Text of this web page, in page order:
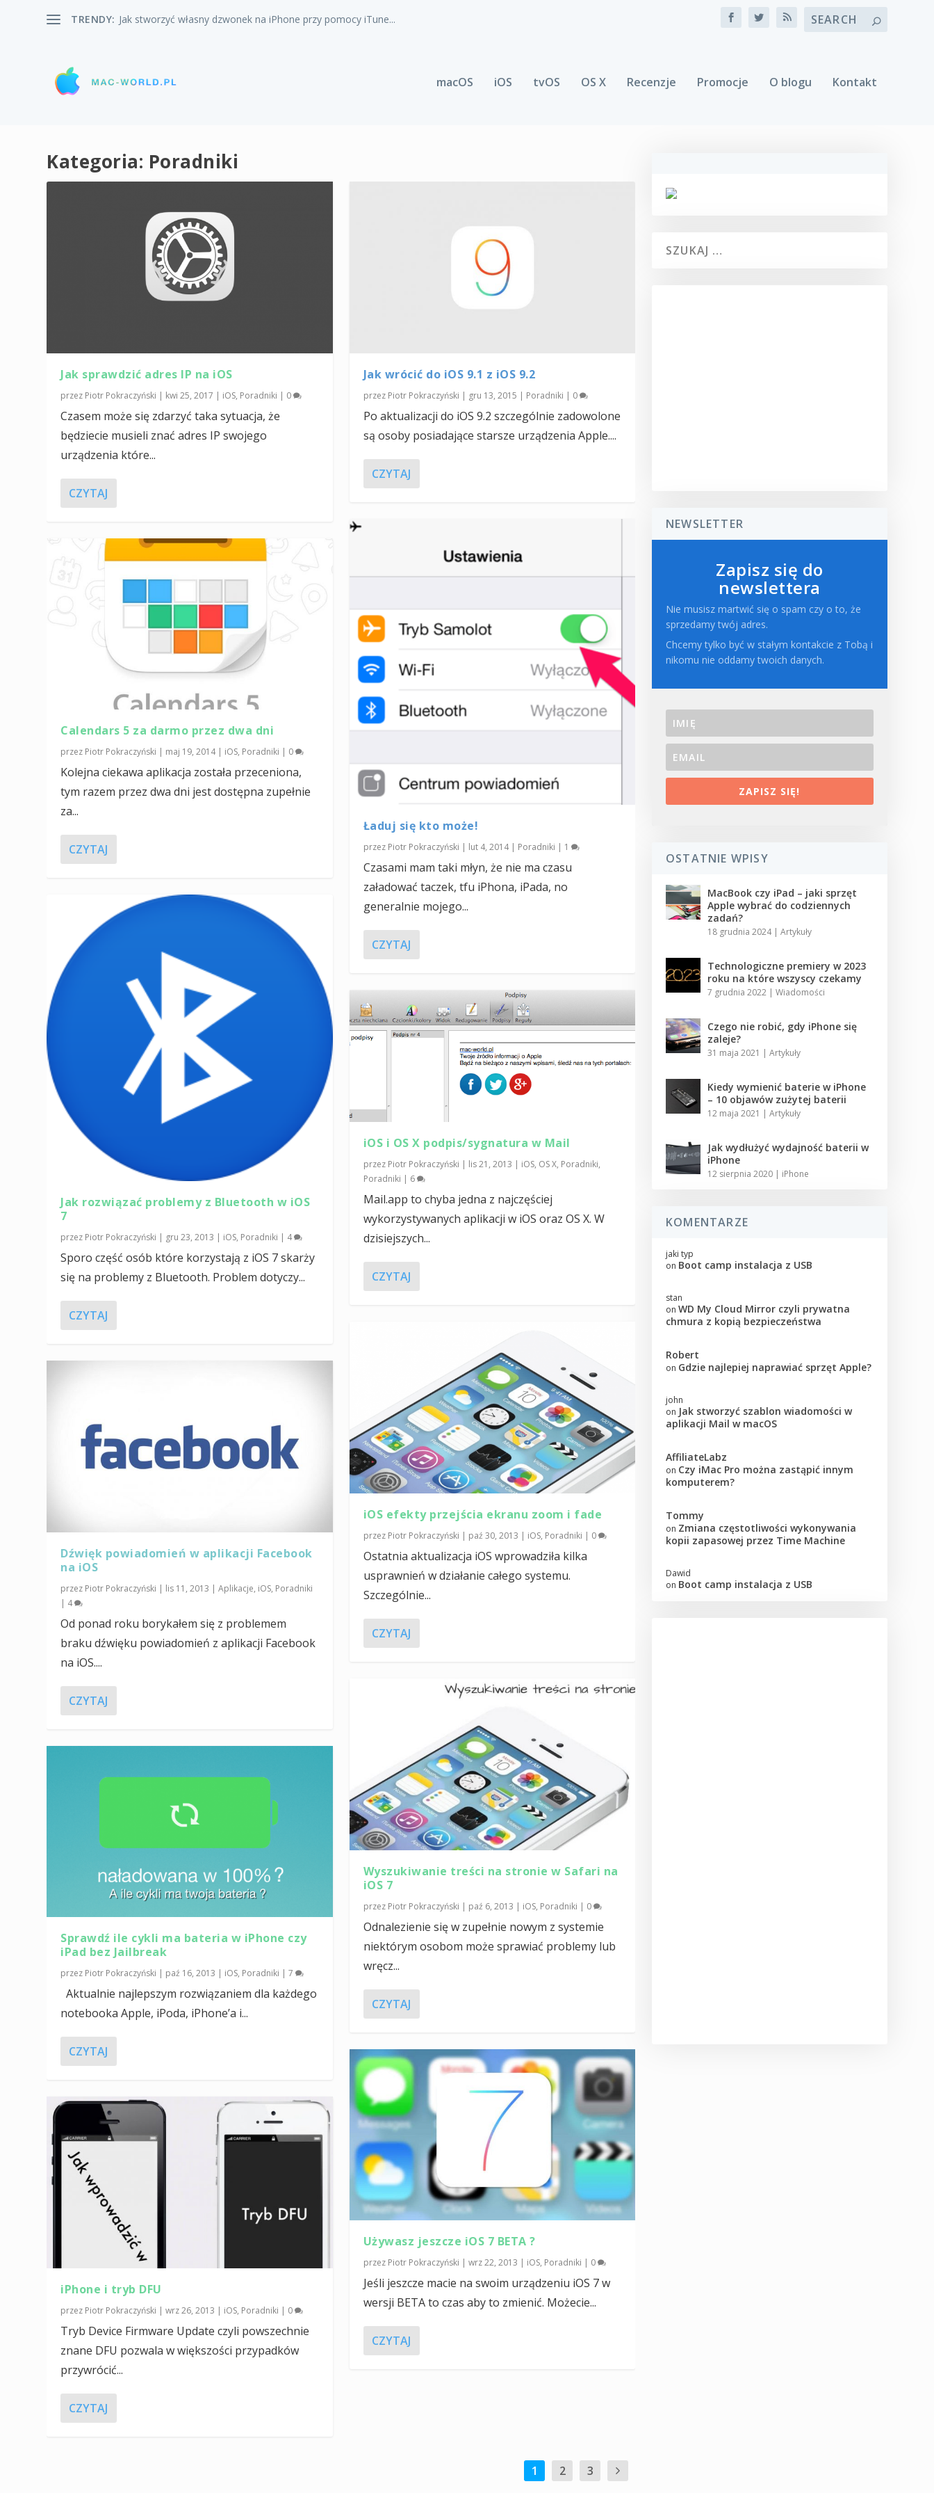
TRENDY: Jak stworzyć własny dzwonek na iPhone przy pomocy iTune...
macOS iOS tvOS OS X Recenzje Promocje O blogu Kontakt
Kategoria: Poradniki
Jak sprawdzić adres IP na iOS
przez Piotr Pokraczyński | kwi 25, 2017 | iOS, Poradniki | 0
Czasem może się zdarzyć taka sytuacja, że
będziecie musieli znać adres IP swojego
urządzenia które...
CZYTAJ
Calendars 5 za darmo przez dwa dni
przez Piotr Pokraczyński | maj 19, 2014| iOS, Poradniki | 0
Kolejna ciekawa aplikacja została przeceniona,
tym razem przez dwa dni jest dostępna zupełnie
za...
CZYTAJ
Jak rozwiązać problemy z Bluetooth w iOS
7
przez Piotr Pokraczyński | gru 23, 2013 | iOS, Poradniki | 4
Sporo część osób które korzystają z iOS 7 skarży
się na problemy z Bluetooth. Problem dotyczy...
CZYTAJ
Dźwięk powiadomień w aplikacji Facebook
na iOS
przez Piotr Pokraczyński | lis 11, 2013 |Aplikacje, iOS, Poradniki
| 4
Od ponad roku borykałem się z problemem
braku dźwięku powiadomień z aplikacji Facebook
na iOS....
CZYTAJ
Sprawdź ile cykli ma bateria w iPhone czy
iPad bez Jailbreak
przez Piotr Pokraczyński | paź 16, 2013 | iOS, Poradniki |7
Aktualnie najlepszym rozwiązaniem dla każdego
notebooka Apple, iPoda, iPhone’a i...
CZYTAJ
iPhone i tryb DFU
przez Piotr Pokraczyński |wrz 26, 2013 | iOS, Poradniki | 0
Tryb Device Firmware Update czyli powszechnie
znane DFU pozwala w większości przypadków
przywrócić...
CZYTAJ
Jak wrócić do iOS 9.1 z iOS 9.2
przez Piotr Pokraczyński | gru 13, 2015 | Poradniki | 0
Po aktualizacji do iOS 9.2 szczególnie zadowolone
są osoby posiadające starsze urządzenia Apple....
CZYTAJ
Ładuj się kto może!
przez Piotr Pokraczyński | lut 4, 2014| Poradniki | 1
Czasami mam taki młyn, że nie ma czasu
załadować taczek, tfu iPhona, iPada, no
generalnie mojego...
CZYTAJ
iOS i OS X podpis/sygnatura w Mail
przez Piotr Pokraczyński | lis 21, 2013 | iOS, OS X, Poradniki,
Poradniki | 6
Mail.app to chyba jedna z najczęściej
wykorzystywanych aplikacji w iOS oraz OS X. W
dzisiejszych...
CZYTAJ
iOS efekty przejścia ekranu zoom i fade
przez Piotr Pokraczyński | paź 30, 2013 | iOS, Poradniki | 0
Ostatnia aktualizacja iOS wprowadziła kilka
usprawnień w działanie całego systemu.
Szczególnie...
CZYTAJ
Wyszukiwanie treści na stronie w Safari na
iOS 7
przez Piotr Pokraczyński | paź 6, 2013 | iOS, Poradniki | 0
Odnalezienie się w zupełnie nowym z systemie
niektórym osobom może sprawiać problemy lub
wręcz...
CZYTAJ
Używasz jeszcze iOS 7 BETA ?
przez Piotr Pokraczyński wrz 22, 2013 iOS, Poradniki 0
Jeśli jeszcze macie na swoim urządzeniu iOS 7 w
wersji BETA to czas aby to zmienić. Możecie...
CZYTAJ
1 2 3
NEWSLETTER
Zapisz się do
newslettera
Nie musisz martwić się o spam czy o to, że
sprzedamy twój adres.
Chcemy tylko być w stałym kontakcie z Tobą i
nikomu nie oddamy twoich danych.
ZAPISZ SIĘ!
OSTATNIE WPISY
MacBook czy iPad – jaki sprzęt
Apple wybrać do codziennych
zadań?
18 grudnia 2024| Artykuły
Technologiczne premiery w 2023
roku na które wszyscy czekamy
7 grudnia 2022 | Wiadomości
Czego nie robić, gdy iPhone się
zaleje?
31 maja 2021 | Artykuły
Kiedy wymienić baterie w iPhone
– 10 objawów zużytej baterii
12 maja 2021 | Artykuły
Jak wydłużyć wydajność baterii w
iPhone
12 sierpnia 2020 | iPhone
KOMENTARZE
jaki typ
on Boot camp instalacja z USB
stan
on WD My Cloud Mirror czyli prywatna
chmura z kopią bezpieczeństwa
Robert
on Gdzie najlepiej naprawiać sprzęt Apple?
john
on Jak stworzyć szablon wiadomości w
aplikacji Mail w macOS
AffiliateLabz
on Czy iMac Pro można zastąpić innym
komputerem?
Tommy
on Zmiana częstotliwości wykonywania
kopii zapasowej przez Time Machine
Dawid
on Boot camp instalacja z USB